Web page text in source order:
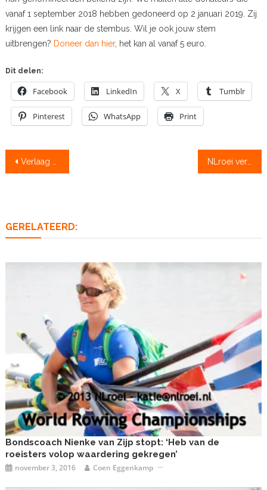
vanaf 1 september 2018 hebben gedoneerd op 2 januari 2019. Zij
krijgen een link naar de stembus. Wil je ook jouw stem
uitbrengen? Doneer dan hier, het kan al vanaf 5 euro.
Dit delen:
Facebook LinkedIn X Tumblr
Pinterest WhatsApp Print
Bericht
Verlaag vandaag nog uw vermogen: doneer aan NLroei NLroei verkiezingen: is de beste developmentploeg’18 van Aegir, Njord, Nereus of Triton?
GERELATEERD:
Bondscoach Nienke van Zijp stopt: ‘Heb van de
roeisters volop waardering gekregen’
november 3, 2016 Coen Eggenkamp